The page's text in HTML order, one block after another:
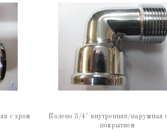
с хром
Колено 3/4" внутренняя/наружная
покрытием